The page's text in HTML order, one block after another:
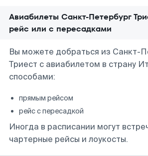
Авиабилеты Санкт-Петербург
рейс или с пересадками
Вы можете добраться из Санкт-
Триест с авиабилетом в страну
способами:
прямым рейсом
рейс с пересадкой
Иногда в расписании могут
чартерные рейсы и лоукосты.